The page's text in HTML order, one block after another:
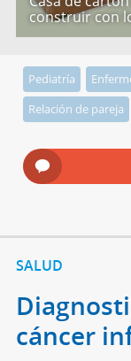
construir con
Pediatría
Relación de pareja
SALUD
cáncer